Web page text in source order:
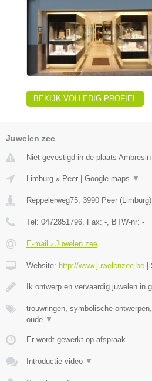
BEKIJK VOLLEDIG PROFIEL
Juwelen zee
Niet gevestigd in de plaats
Limburg » Peer Google maps ▼
Reppelerweg75 3990 Peer ( Limburg)
Tel: 0472851796 , Fax: - , BTW-nr: -
E-mail › Juwelen zee
Website: http://www.juwelenzee.be
Ik ontwerp en vervaardig juwelen in
trouwringen, symbolische
oude ▼
Er wordt gewerkt op afspraak.
Introductie video ▼